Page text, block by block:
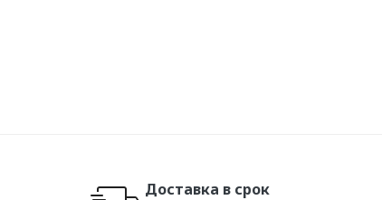
Доставка в срок